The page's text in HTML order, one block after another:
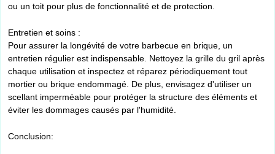
ou un toit pour plus de fonctionnalité et de protection.
Entretien et soins :
Pour assurer la longévité de votre barbecue en brique, un
entretien régulier est indispensable. Nettoyez la grille du gril après
chaque utilisation et inspectez et réparez périodiquement tout
mortier ou brique endommagé. De plus, envisagez d'utiliser un
scellant imperméable pour protéger la structure des éléments et
éviter les dommages causés par l'humidité.
Conclusion: